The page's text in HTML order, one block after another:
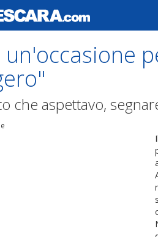
un'occasione
che aspettavo,